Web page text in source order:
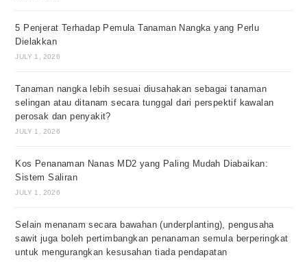
5 Penjerat Terhadap Pemula Tanaman Nangka yang Perlu
Dielakkan
JULY 1, 2026
Tanaman nangka lebih sesuai diusahakan sebagai tanaman
selingan atau ditanam secara tunggal dari perspektif kawalan
perosak dan penyakit?
JULY 1, 2026
Kos Penanaman Nanas MD2 yang Paling Mudah Diabaikan:
Sistem Saliran
JULY 1, 2026
Selain menanam secara bawahan (underplanting), pengusaha
sawit juga boleh pertimbangkan penanaman semula berperingkat
untuk mengurangkan kesusahan tiada pendapatan